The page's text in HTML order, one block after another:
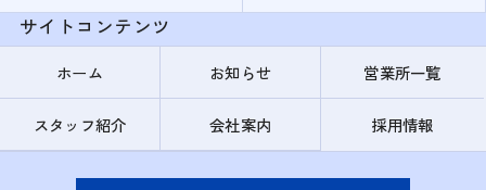
サイトコンテンツ
ホーム お知らせ 営業所一覧
スタッフ紹介 会社案内 採用情報